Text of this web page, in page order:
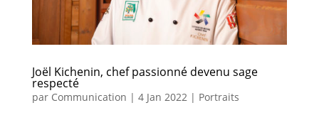
Joël Kichenin, chef passionné devenu sage
respecté
par Communication | 4 Jan 2022| Portraits